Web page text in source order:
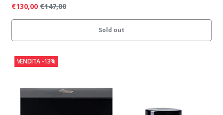
€130,00 €147,00
Sold out
VENDITA -13%